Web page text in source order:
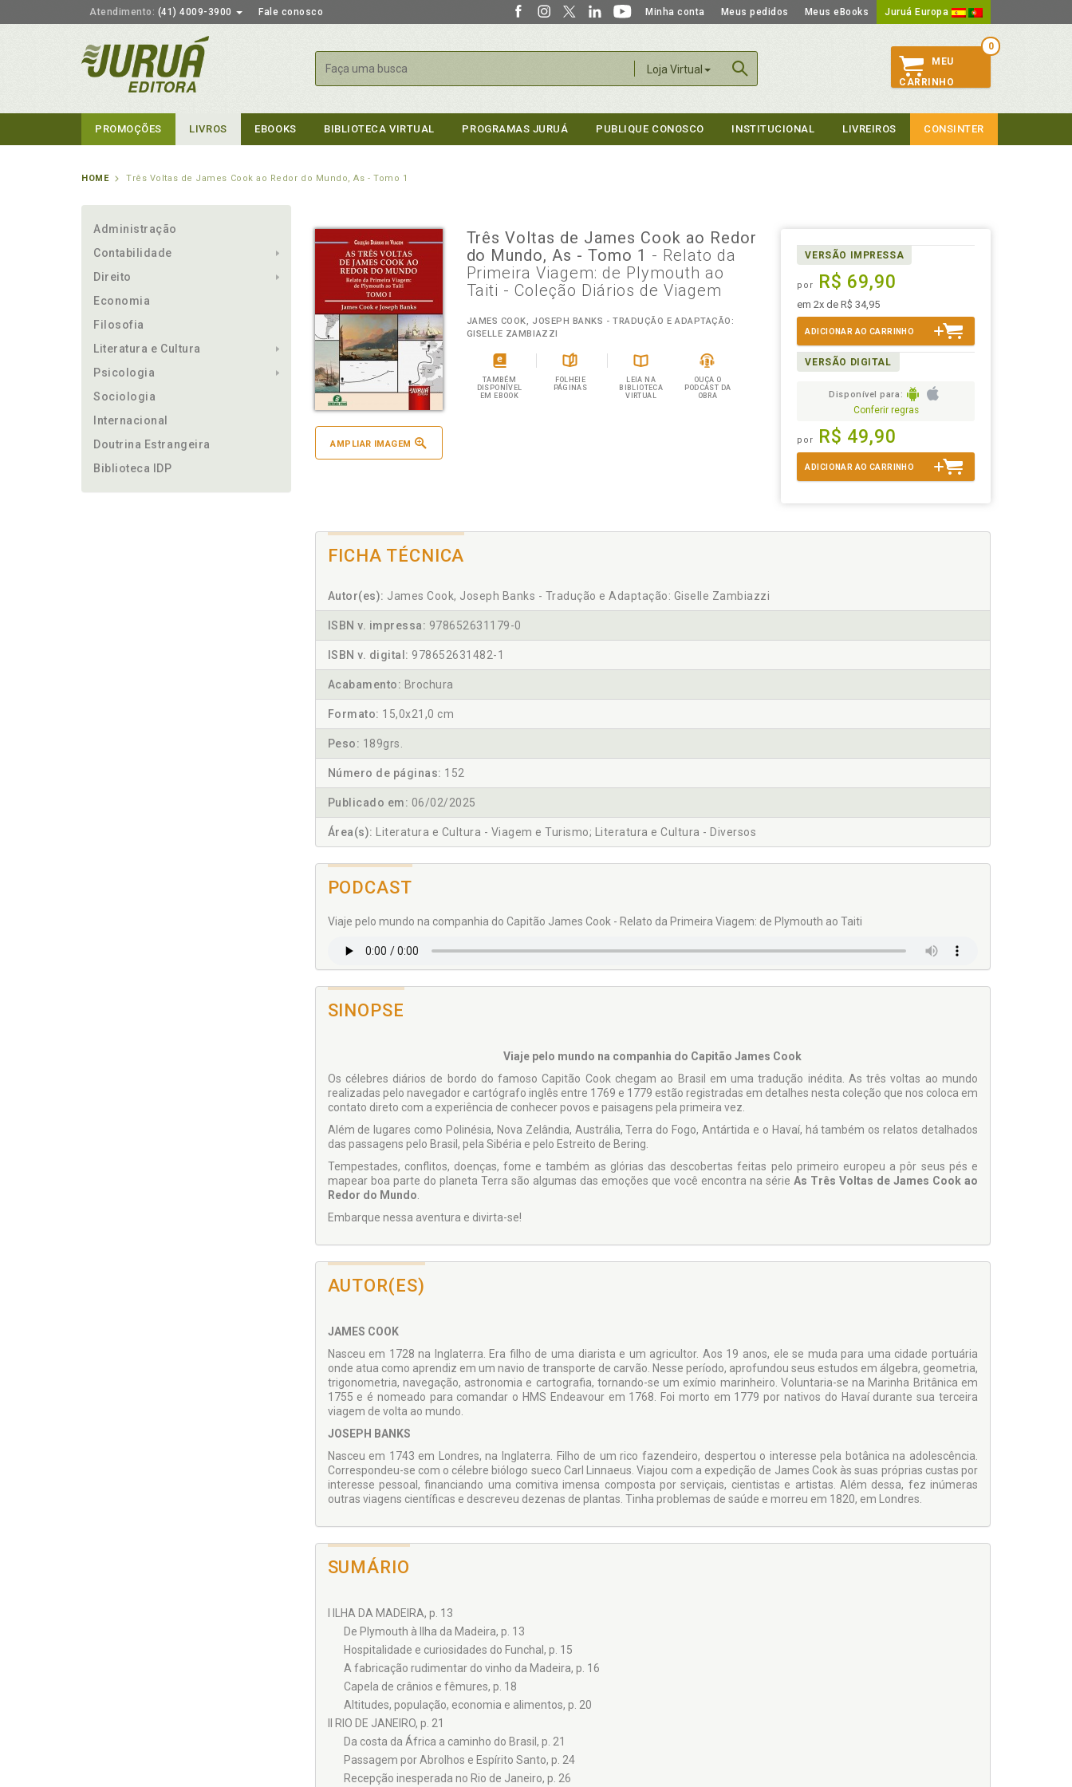
Atendimento: (41) 4009-3900 Fale conosco Minha conta Meus pedidos Meus eBooks Juruá Europa
Loja Virtual
Buscar
0
MEU
CARRINHO
PROMOÇÕES LIVROS EBOOKS BIBLIOTECA VIRTUAL PROGRAMAS JURUÁ PUBLIQUE CONOSCO INSTITUCIONAL LIVREIROS CONSINTER
HOME Três Voltas de James Cook ao Redor do Mundo, As - Tomo 1
Administração
Contabilidade
Direito
Economia
Filosofia
Literatura e Cultura
Psicologia
Sociologia
Internacional
Doutrina Estrangeira
Biblioteca IDP
AMPLIAR IMAGEM
Três Voltas de James Cook ao Redor
do Mundo, As - Tomo 1 - Relato da
Primeira Viagem: de Plymouth ao
Taiti - Coleção Diários de Viagem
JAMES COOK, JOSEPH BANKS - TRADUÇÃO E ADAPTAÇÃO:
GISELLE ZAMBIAZZI
TAMBÉM
DISPONÍVEL
EM EBOOK
FOLHEIE
PÁGINAS
LEIA NA
BIBLIOTECA
VIRTUAL
OUÇA O
PODCAST DA
OBRA
VERSÃO IMPRESSA
por R$ 69,90
em 2x de R$ 34,95
ADICIONAR AO CARRINHO
VERSÃO DIGITAL
Disponível para:
Conferir regras
por R$ 49,90
ADICIONAR AO CARRINHO
FICHA TÉCNICA
Autor(es): James Cook, Joseph Banks - Tradução e Adaptação: Giselle Zambiazzi
ISBN v. impressa: 978652631179-0
ISBN v. digital: 978652631482-1
Acabamento: Brochura
Formato: 15,0x21,0 cm
Peso: 189grs.
Número de páginas: 152
Publicado em: 06/02/2025
Área(s): Literatura e Cultura - Viagem e Turismo; Literatura e Cultura - Diversos
PODCAST
Viaje pelo mundo na companhia do Capitão James Cook - Relato da Primeira Viagem: de Plymouth ao Taiti
SINOPSE
Viaje pelo mundo na companhia do Capitão James Cook
Os célebres diários de bordo do famoso Capitão Cook chegam ao Brasil em uma tradução inédita. As três voltas ao mundo
realizadas pelo navegador e cartógrafo inglês entre 1769 e 1779 estão registradas em detalhes nesta coleção que nos coloca em
contato direto com a experiência de conhecer povos e paisagens pela primeira vez.
Além de lugares como Polinésia, Nova Zelândia, Austrália, Terra do Fogo, Antártida e o Havaí, há também os relatos detalhados
das passagens pelo Brasil, pela Sibéria e pelo Estreito de Bering.
Tempestades, conflitos, doenças, fome e também as glórias das descobertas feitas pelo primeiro europeu a pôr seus pés e
mapear boa parte do planeta Terra são algumas das emoções que você encontra na série As Três Voltas de James Cook ao
Redor do Mundo.
Embarque nessa aventura e divirta-se!
AUTOR(ES)
JAMES COOK
Nasceu em 1728 na Inglaterra. Era filho de uma diarista e um agricultor. Aos 19 anos, ele se muda para uma cidade portuária
onde atua como aprendiz em um navio de transporte de carvão. Nesse período, aprofundou seus estudos em álgebra, geometria,
trigonometria, navegação, astronomia e cartografia, tornando-se um exímio marinheiro. Voluntaria-se na Marinha Britânica em
1755 e é nomeado para comandar o HMS Endeavour em 1768. Foi morto em 1779 por nativos do Havaí durante sua terceira
viagem de volta ao mundo.
JOSEPH BANKS
Nasceu em 1743 em Londres, na Inglaterra. Filho de um rico fazendeiro, despertou o interesse pela botânica na adolescência.
Correspondeu-se com o célebre biólogo sueco Carl Linnaeus. Viajou com a expedição de James Cook às suas próprias custas por
interesse pessoal, financiando uma comitiva imensa composta por serviçais, cientistas e artistas. Além dessa, fez inúmeras
outras viagens científicas e descreveu dezenas de plantas. Tinha problemas de saúde e morreu em 1820, em Londres.
SUMÁRIO
I ILHA DA MADEIRA, p. 13
De Plymouth à Ilha da Madeira, p. 13
Hospitalidade e curiosidades do Funchal, p. 15
A fabricação rudimentar do vinho da Madeira, p. 16
Capela de crânios e fêmures, p. 18
Altitudes, população, economia e alimentos, p. 20
II RIO DE JANEIRO, p. 21
Da costa da África a caminho do Brasil, p. 21
Passagem por Abrolhos e Espírito Santo, p. 24
Recepção inesperada no Rio de Janeiro, p. 26